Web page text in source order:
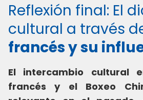
Reflexión final: El
cultural a través
francés y su
El intercambio cultural
francés y el Boxeo